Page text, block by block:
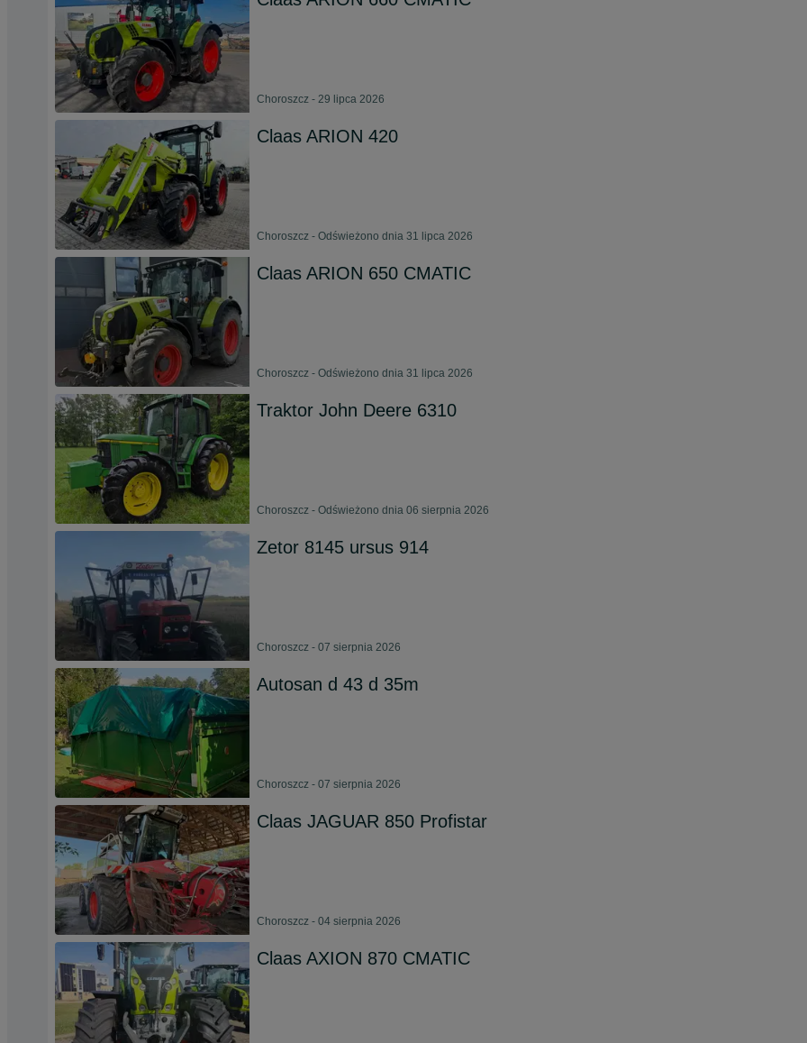
Choroszcz - 29 lipca 2026
Claas ARION 420
Choroszcz - Odświeżono dnia 31 lipca 2026
Claas ARION 650 CMATIC
Choroszcz - Odświeżono dnia 31 lipca 2026
Traktor John Deere 6310
Choroszcz - Odświeżono dnia 06 sierpnia 2026
Zetor 8145 ursus 914
Choroszcz - 07 sierpnia 2026
Autosan d 43 d 35m
Choroszcz - 07 sierpnia 2026
Claas JAGUAR 850 Profistar
Choroszcz - 04 sierpnia 2026
Claas AXION 870 CMATIC